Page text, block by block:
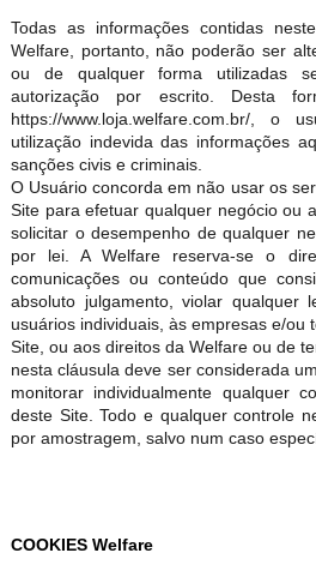
Todas as informações contidas
Welfare, portanto, não poderão ser
ou de qualquer forma utilizadas
autorização por escrito. Desta
https://www.loja.welfare.com.br/,
utilização indevida das informações
sanções civis e criminais.
O Usuário concorda em não usar os
Site para efetuar qualquer negócio ou
solicitar o desempenho de qualquer
por lei. A Welfare reserva-se o
comunicações ou conteúdo que
absoluto julgamento, violar qualquer
usuários individuais, às empresas e/ou
Site, ou aos direitos da Welfare ou de
nesta cláusula deve ser considerada
monitorar individualmente qualquer
deste Site. Todo e qualquer controle
por amostragem, salvo num caso
COOKIES Welfare